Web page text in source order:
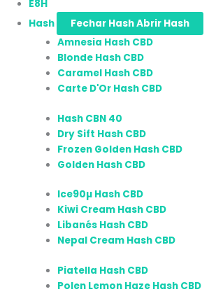
E8H
Hash
Fechar HashAbrir Hash
Amnesia Hash CBD
Blonde Hash CBD
Caramel Hash CBD
Carte D'Or Hash CBD
Hash CBN 40
Dry Sift Hash CBD
Frozen Golden Hash CBD
Golden Hash CBD
Ice90µ Hash CBD
Kiwi Cream Hash CBD
Libanés Hash CBD
Nepal Cream Hash CBD
Piatella Hash CBD
Polen Lemon Haze Hash CBD